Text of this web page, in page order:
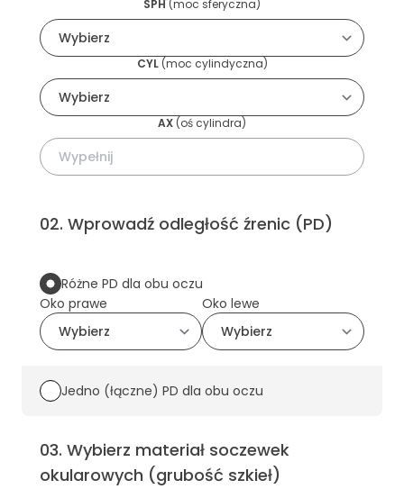
SPH (moc sferyczna)
CYL(moc cylindyczna)
AX (oś cylindra)
02. Wprowadź odległość źrenic (PD)
Różne PD dla obu oczu
Oko prawe
Oko lewe
Jedno (łączne) PD dla obu oczu
03. Wybierz materiał soczewek
okularowych (grubość szkieł)